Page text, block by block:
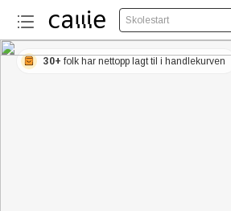
Skolestart
30+ folk har nettopp lagt til i handlekurven